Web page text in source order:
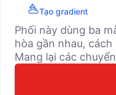
Tạo gradient
Phối này dùng ba
hòa gần nhau,
Mang lại các